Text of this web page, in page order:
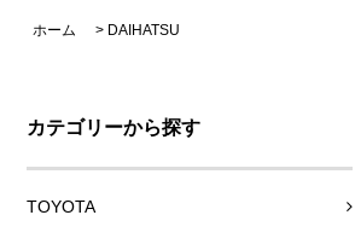
ホーム > DAIHATSU
カテゴリーから探す
TOYOTA